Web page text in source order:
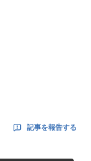
記事を報告する